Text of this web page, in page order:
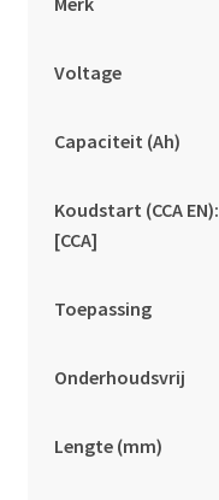
Voltage
Capaciteit (Ah)
Koudstart (CCA EN):
[CCA]
Toepassing
Onderhoudsvrij
Lengte (mm)